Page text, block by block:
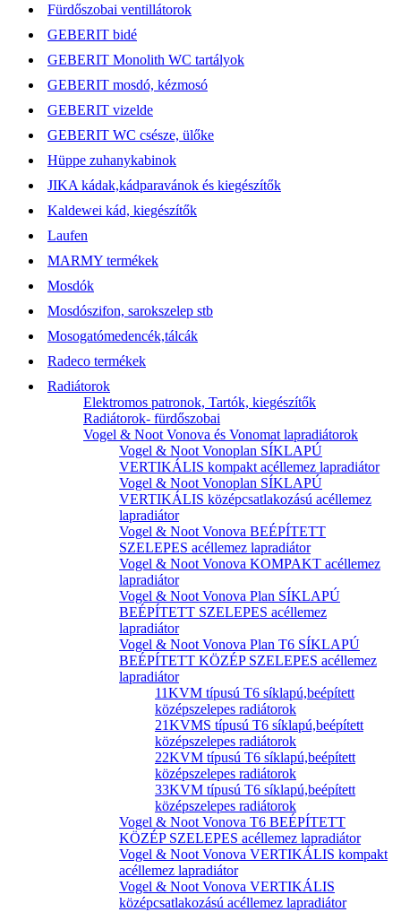
Fürdőszobai ventillátorok
GEBERIT bidé
GEBERIT Monolith WC tartályok
GEBERIT mosdó, kézmosó
GEBERIT vizelde
GEBERIT WC csésze, ülőke
Hüppe zuhanykabinok
JIKA kádak,kádparavánok és kiegészítők
Kaldewei kád, kiegészítők
Laufen
MARMY termékek
Mosdók
Mosdószifon, sarokszelep stb
Mosogatómedencék,tálcák
Radeco termékek
Radiátorok
Elektromos patronok, Tartók, kiegészítők
Radiátorok- fürdőszobai
Vogel & Noot Vonova és Vonomat lapradiátorok
Vogel & Noot Vonoplan SÍKLAPÚ
VERTIKÁLIS kompakt acéllemez lapradiátor
Vogel & Noot Vonoplan SÍKLAPÚ
VERTIKÁLIS középcsatlakozású acéllemez
lapradiátor
Vogel & Noot Vonova BEÉPÍTETT
SZELEPES acéllemez lapradiátor
Vogel & Noot Vonova KOMPAKT acéllemez
lapradiátor
Vogel & Noot Vonova Plan SÍKLAPÚ
BEÉPÍTETT SZELEPES acéllemez
lapradiátor
Vogel & Noot Vonova Plan T6 SÍKLAPÚ
BEÉPÍTETT KÖZÉP SZELEPES acéllemez
lapradiátor
11KVM típusú T6 síklapú,beépített
középszelepes radiátorok
21KVMS típusú T6 síklapú,beépített
középszelepes radiátorok
22KVM típusú T6 síklapú,beépített
középszelepes radiátorok
33KVM típusú T6 síklapú,beépített
középszelepes radiátorok
Vogel & Noot Vonova T6 BEÉPÍTETT
KÖZÉP SZELEPES acéllemez lapradiátor
Vogel & Noot Vonova VERTIKÁLIS kompakt
acéllemez lapradiátor
Vogel & Noot Vonova VERTIKÁLIS
középcsatlakozású acéllemez lapradiátor